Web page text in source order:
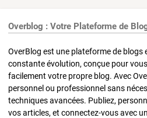
Overblog : Votre Plateforme de
OverBlog est une plateforme de blogs
constante évolution, conçue pour
facilement votre propre blog. Avec
personnel ou professionnel sans
techniques avancées. Publiez,
vos articles, et connectez-vous avec